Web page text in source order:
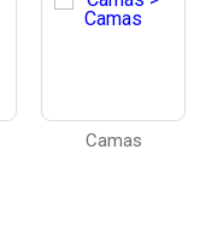
Camas